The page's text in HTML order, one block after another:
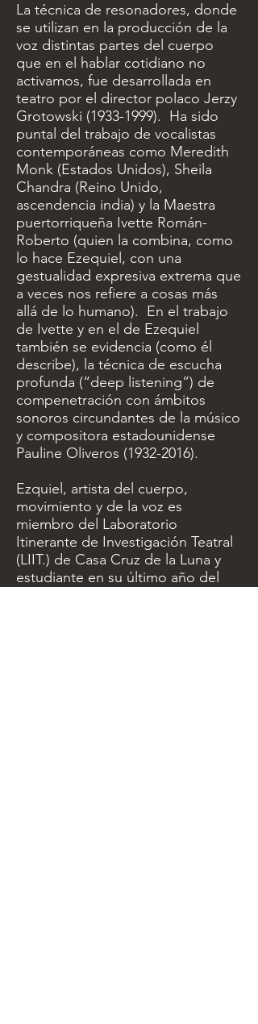
La técnica de resonadores, donde
se utilizan en la producción de la
voz distintas partes del cuerpo
que en el hablar cotidiano no
activamos, fue desarrollada en
teatro por el director polaco Jerzy
Grotowski (1933-1999). Ha sido
puntal del trabajo de vocalistas
contemporáneas como Meredith
Monk (Estados Unidos), Sheila
Chandra (Reino Unido,
ascendencia india) y la Maestra
puertorriqueña Ivette Román-
Roberto (quien la combina, como
lo hace Ezequiel, con una
gestualidad expresiva extrema que
a veces nos refiere a cosas más
allá de lo humano). En el trabajo
de Ivette y en el de Ezequiel
también se evidencia (como él
describe), la técnica de escucha
profunda (“deep listening”) de
compenetración con ámbitos
sonoros circundantes de la músico
y compositora estadounidense
Pauline Oliveros (1932-2016).
Ezquiel, artista del cuerpo,
movimiento y de la voz es
miembro del Laboratorio
Itinerante de Investigación Teatral
(LIIT.) de Casa Cruz de la Luna y
estudiante en su último año del